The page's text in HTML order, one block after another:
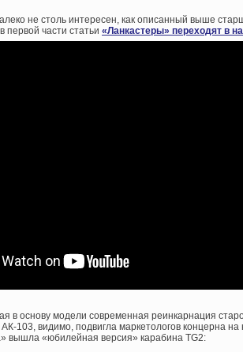
не столь интересен, как описанный выше
первой части статьи «Ланкастеры» переходят в
в основу модели современная реинкарнация
103, видимо, подвигла маркетологов концерна
вышла «юбилейная версия» карабина TG2: